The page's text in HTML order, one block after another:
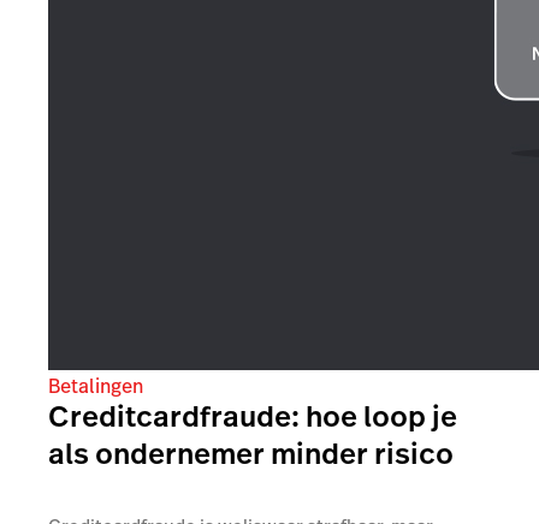
Betalingen
Creditcardfraude: hoe loop je
als ondernemer minder risico